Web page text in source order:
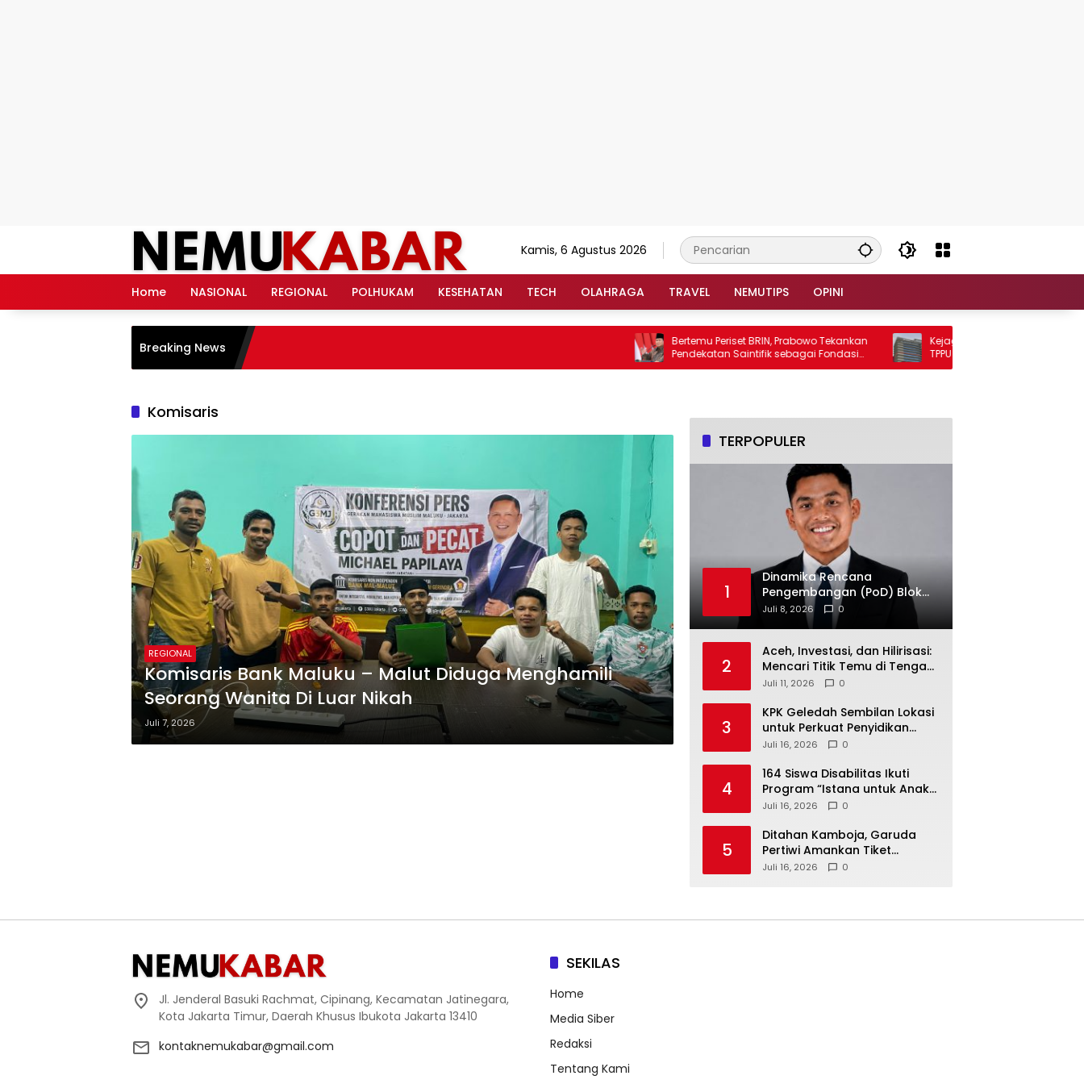
Kamis, 6 Agustus 2026
Home NASIONAL REGIONAL POLHUKAM KESEHATAN TECH OLAHRAGA TRAVEL NEMUTIPS OPINI
Breaking News
Bertemu Periset BRIN, Prabowo Tekankan
Pendekatan Saintifik sebagai Fondasi
Kemajuan Bangsa
Kejagung Intensifkan Penyidikan
TPPU FA, Sembilan Saksi Diperiksa dan
Aset Ditelusuri
Komisaris
REGIONAL
Komisaris Bank Maluku – Malut Diduga Menghamili
Seorang Wanita Di Luar Nikah
Juli 7, 2026
TERPOPULER
1
Dinamika Rencana
Pengembangan (PoD) Blok
Andaman: Jangan Sampai
Harapan Investasi Aceh
Juli 8, 2026 0
2
Aceh, Investasi, dan Hilirisasi:
Mencari Titik Temu di Tengah
Polemik Blok Andaman
Juli 11, 2026 0
3
KPK Geledah Sembilan Lokasi
untuk Perkuat Penyidikan
Dugaan Pemerasan Bupati
Juli 16, 2026 0
4
164 Siswa Disabilitas Ikuti
Program “Istana untuk Anak
Sekolah”, Kenali Sejarah
Juli 16, 2026 0
5
Ditahan Kamboja, Garuda
Pertiwi Amankan Tiket
Semifinal Piala AFF Putri 2026
Juli 16, 2026 0
Jl. Jenderal Basuki Rachmat, Cipinang, Kecamatan Jatinegara,
Kota Jakarta Timur, Daerah Khusus Ibukota Jakarta 13410
kontaknemukabar@gmail.com
SEKILAS
Home
Media Siber
Redaksi
Tentang Kami